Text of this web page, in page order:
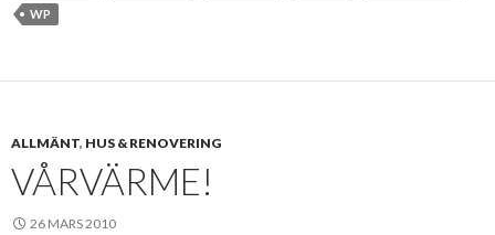
WP
ALLMÄNT, HUS & RENOVERING
VÅRVÄRME!
26 MARS 2010